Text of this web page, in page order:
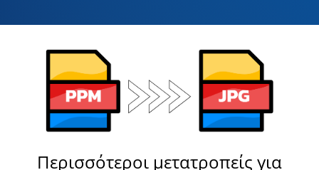
Περισσότεροι μετατροπείς για